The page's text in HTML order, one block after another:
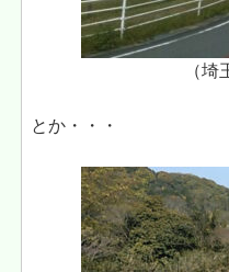
（埼
とか・・・